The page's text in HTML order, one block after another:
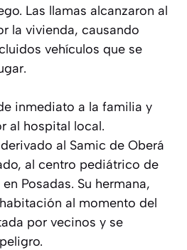
Las llamas alcanzaron al
la vivienda, causando
vehículos que se
inmediato a la familia y
al hospital local.
al Samic de Oberá
al centro pediátrico de
Posadas. Su hermana,
al momento del
por vecinos y se